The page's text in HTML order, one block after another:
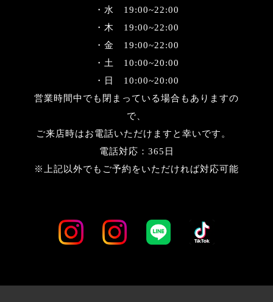
・水 19:00~22:00
・木 19:00~22:00
・金 19:00~22:00
・土 10:00~20:00
・日 10:00~20:00
営業時間中でも閉まっている場合もありますの
で、
ご来店時はお電話いただけますと幸いです。
電話対応：365日
※上記以外でもご予約をいただければ対応可能